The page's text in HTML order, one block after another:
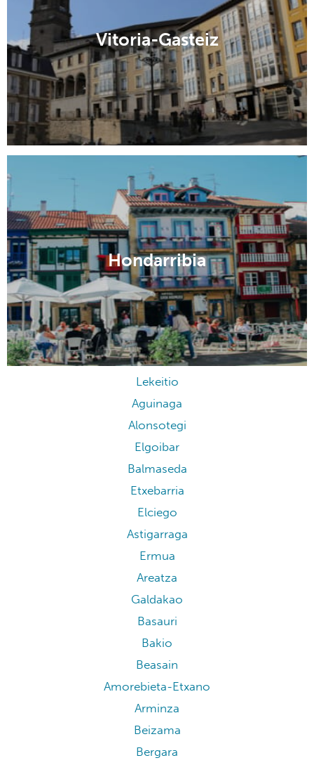
Vitoria-Gasteiz
Hondarribia
Lekeitio
Aguinaga
Alonsotegi
Elgoibar
Balmaseda
Etxebarria
Elciego
Astigarraga
Ermua
Areatza
Galdakao
Basauri
Bakio
Beasain
Amorebieta-Etxano
Arminza
Beizama
Bergara